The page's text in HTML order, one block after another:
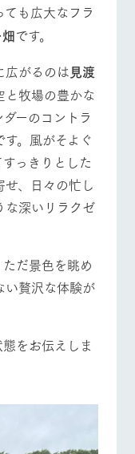
も広大なフラ
です。
広がるのは見渡
と牧場の豊かな
ーのコントラ
。風がそよぐ
っきりとした
、日々の忙し
な深いリラクゼ
だ景色を眺め
い贅沢な体験が
をお伝えしま